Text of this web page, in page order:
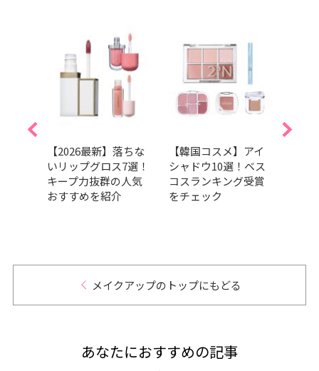
【2026最新】落ちな
いリップグロス7選！
キープ力抜群の人気
おすすめを紹介
【韓国コスメ】アイ
シャドウ10選！ベス
コスランキング受賞
をチェック
メイクアップのトップにもどる
あなたにおすすめの記事